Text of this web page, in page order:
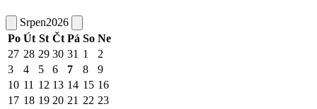
Srpen2026
Po Út St Čt Pá So Ne
27 28 29 30 31 1
2
3
4 5 6 7 8
9
10 11 12 13 14 15 16
17 18 19 20 21 22 23